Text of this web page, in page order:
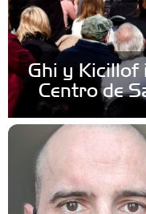
Ghi y Kicillof
Centro de